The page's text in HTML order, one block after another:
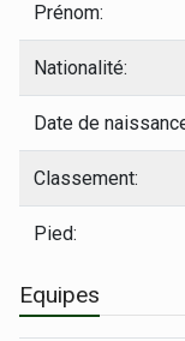
Prénom:
Nationalité:
Date de
Classement:
Pied:
Equipes